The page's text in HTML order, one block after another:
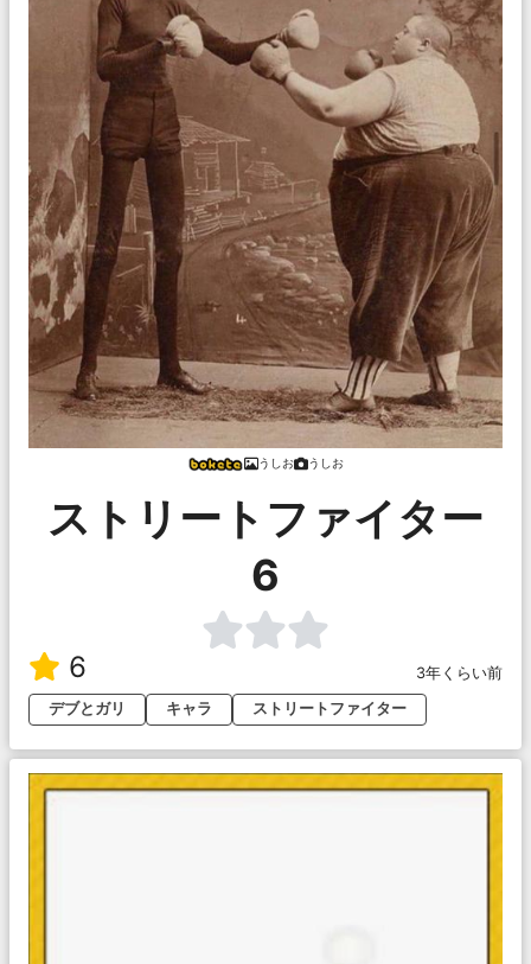
うしお うしお
ストリートファイター
6
6
3年くらい前
デブとガリ
キャラ ストリートファイター